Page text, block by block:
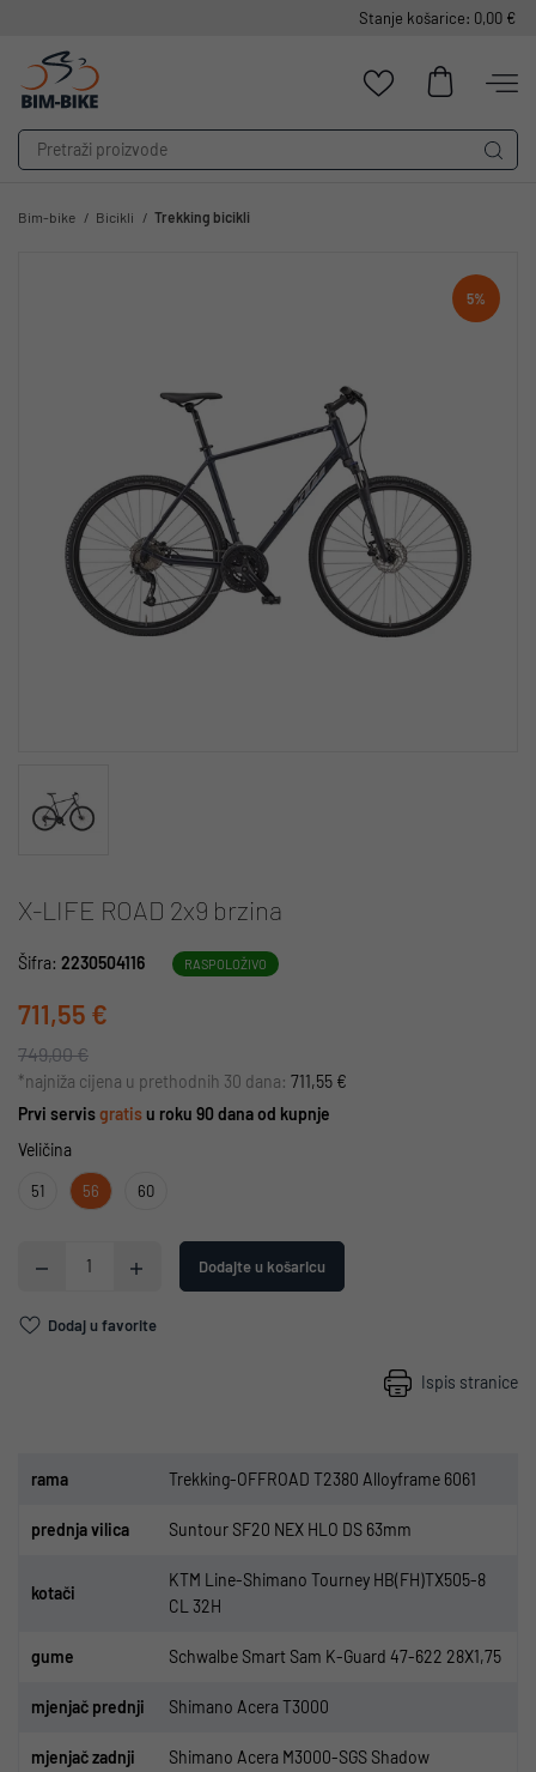
Stanje košarice: 0,00 €
Bim-bike Bicikli Trekking bicikli
5%
X-LIFE ROAD 2x9 brzina
Šifra: 2230504116 RASPOLOŽIVO
711,55 €
749,00 €
*najniža cijena u prethodnih 30 dana: 711,55 €
Prvi servisgratis u roku 90 dana od kupnje
Veličina
51 56 60
Dodajte u košaricu
Dodaj u favorite
Ispis stranice
rama Trekking-OFFROAD T2380 Alloyframe 6061
prednja vilica Suntour SF20 NEX HLO DS 63mm
kotači
KTM Line-Shimano Tourney HB(FH)TX505-8
CL 32H
gume Schwalbe Smart Sam K-Guard 47-622 28X1,75
mjenjač prednji Shimano Acera T3000
mjenjačzadnji Shimano Acera M3000-SGS Shadow